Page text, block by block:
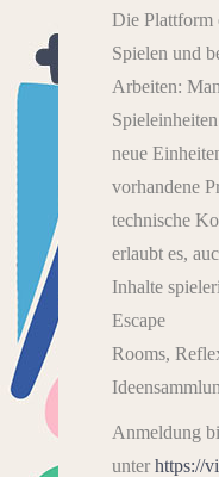
Die Plattform
Spielen und
Arbeiten:
neue
vorhandene
technische
erlaubt es,
Inhalte
Escape
Rooms,
Anmeldung
unter https://